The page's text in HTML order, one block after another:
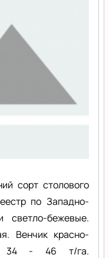
сорт столового
по Западно-
светло-бежевые.
Венчик красно-
34 - 46 т/га.